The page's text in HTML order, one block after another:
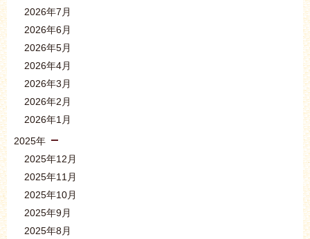
2026年7月
2026年6月
2026年5月
2026年4月
2026年3月
2026年2月
2026年1月
2025年
2025年12月
2025年11月
2025年10月
2025年9月
2025年8月